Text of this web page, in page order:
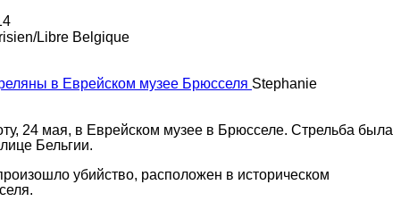
Libre Belgique
Stephanie
24 мая, в Еврейском музее в Брюсселе. Стрельба была
Бельгии.
убийство, расположен в историческом